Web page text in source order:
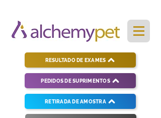
PEDIDOS DE SUPRIMENTOS
RESULTADO DE EXAMES
RETIRADA DE AMOSTRA